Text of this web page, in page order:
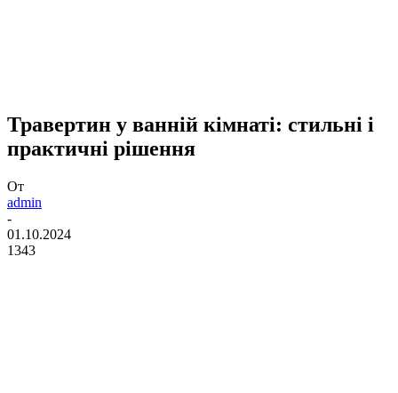
Травертин у ванній кімнаті: стильні і
практичні рішення
От
admin
-
01.10.2024
1343